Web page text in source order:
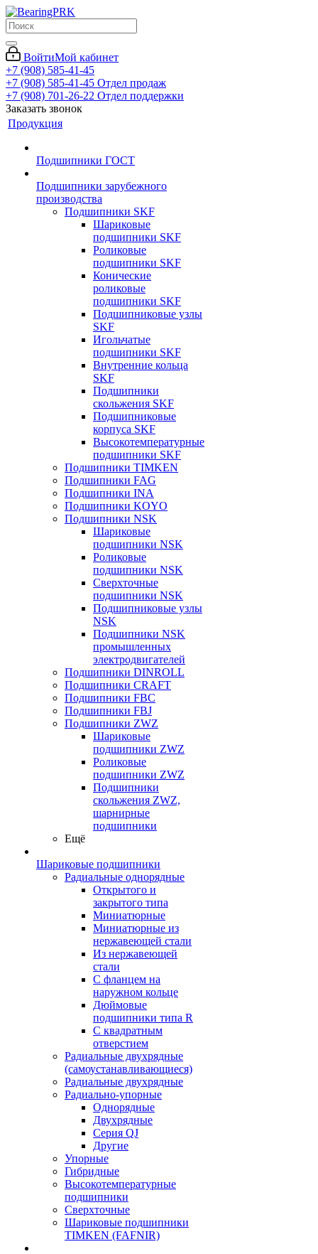
ВойтиМой кабинет
+7 (908) 585-41-45
+7 (908) 585-41-45 Отдел продаж
+7 (908) 701-26-22 Отдел поддержки
Заказать звонок
Продукция
Подшипники ГОСТ
Подшипники зарубежного
производства
Подшипники SKF
Шариковые
подшипники SKF
Роликовые
подшипники SKF
Конические
роликовые
подшипники SKF
Подшипниковые узлы
SKF
Игольчатые
подшипники SKF
Внутренние кольца
SKF
Подшипники
скольжения SKF
Подшипниковые
корпуса SKF
Высокотемпературные
подшипники SKF
Подшипники TIMKEN
Подшипники FAG
Подшипники INA
Подшипники KOYO
Подшипники NSK
Шариковые
подшипники NSK
Роликовые
подшипники NSK
Сверхточные
подшипники NSK
Подшипниковые узлы
NSK
Подшипники NSK
промышленных
электродвигателей
Подшипники DINROLL
Подшипники CRAFT
Подшипники FBC
Подшипники FBJ
Подшипники ZWZ
Шариковые
подшипники ZWZ
Роликовые
подшипники ZWZ
Подшипники
скольжения ZWZ,
шарнирные
подшипники
Ещё
Шариковые подшипники
Радиальные однорядные
Открытого и
закрытого типа
Миниатюрные
Миниатюрные из
нержавеющей стали
Из нержавеющей
стали
С фланцем на
наружном кольце
Дюймовые
подшипники типа R
С квадратным
отверстием
Радиальные двухрядные
(самоустанавливающиеся)
Радиальные двухрядные
Радиально-упорные
Однорядные
Двухрядные
Серия QJ
Другие
Упорные
Гибридные
Высокотемпературные
подшипники
Сверхточные
Шариковые подшипники
TIMKEN (FAFNIR)